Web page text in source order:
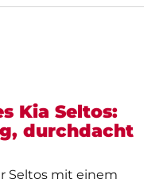
Kia Seltos:
durchdacht
Seltos mit einem